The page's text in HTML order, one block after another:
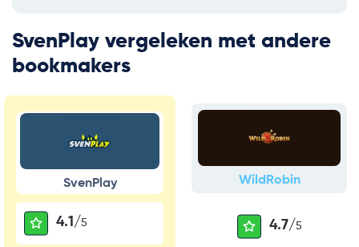
SvenPlay vergeleken met andere
bookmakers
SvenPlay
4.1/5
WildRobin
4.7/5